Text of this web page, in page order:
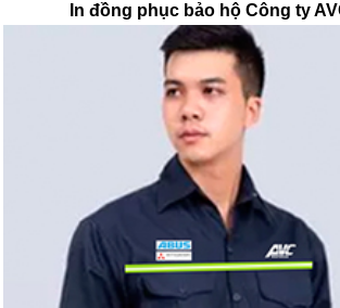
In đồng phục bảo hộ Công ty